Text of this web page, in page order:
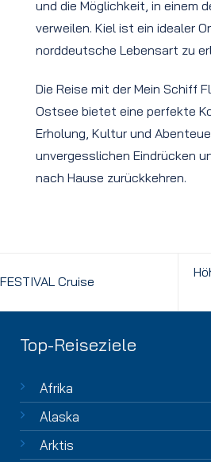
und die Möglichkeit, in einem
verweilen. Kiel ist ein idealer
norddeutsche Lebensart zu
Die Reise mit der Mein Schiff
Ostsee bietet eine perfekte
Erholung, Kultur und
unvergesslichen Eindrücken
nach Hause zurückkehren.
FESTIVAL Cruise
Top-Reiseziele
Afrika
Alaska
Arktis